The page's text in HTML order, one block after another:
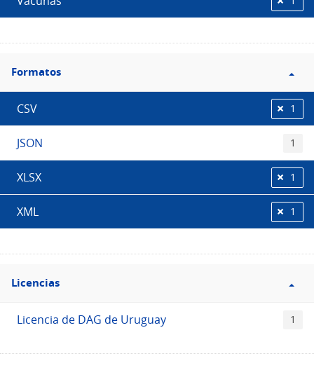
Filtro
Formatos
Formatos
CSV 1
JSON 1
XLSX 1
XML 1
Filtro
Licencias
Licencias
Licencia de DAG de Uruguay 1